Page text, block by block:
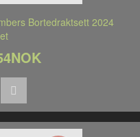
Bortedraktsett 2024